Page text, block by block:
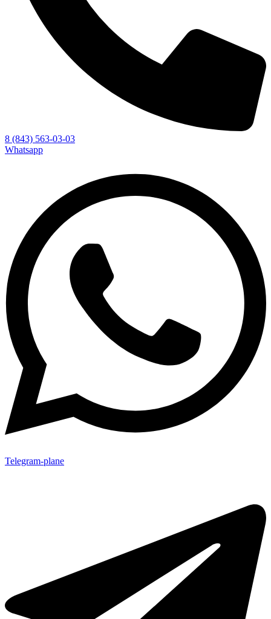
8 (843) 563-03-03
Whatsapp
Telegram-plane